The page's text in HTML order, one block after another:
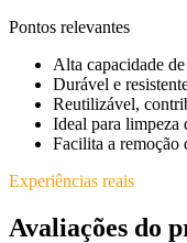
Pontos relevantes
Alta capacidade
Durável e
Reutilizável,
Ideal para limpeza
Facilita a remoção
Experiências reais
Avaliações do